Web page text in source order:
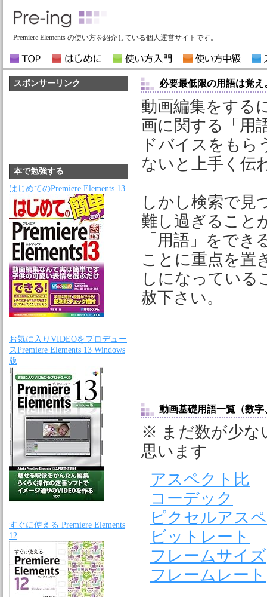
Premiere Elements の使い方を紹介している個人運営サイトです。
必要最低限の用語は覚え
動画編集をする
画に関する「用
ドバイスをもら
ないと上手く伝
しかし検索で見
難し過ぎること
「用語」をで
ことに重点を置
しになっている
赦下さい。
動画基礎用語一覧（数
※ まだ数が少な
思います
アスペクト比
コーデック
ピクセルアス
ビットレート
フレームサイズ
フレームレート
スポンサーリンク
本で勉強する
はじめてのPremiere Elements 13
お気に入りVIDEOをプロデュー
スPremiere Elements 13 Windows
版
すぐに使える Premiere Elements
12